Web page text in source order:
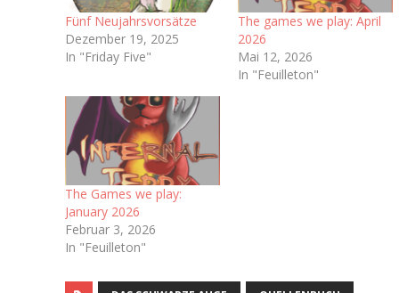
Fünf Neujahrsvorsätze
Dezember 19, 2025
In "Friday Five"
The games we play: April
2026
Mai 12, 2026
In "Feuilleton"
The Games we play:
January 2026
Februar 3, 2026
In "Feuilleton"